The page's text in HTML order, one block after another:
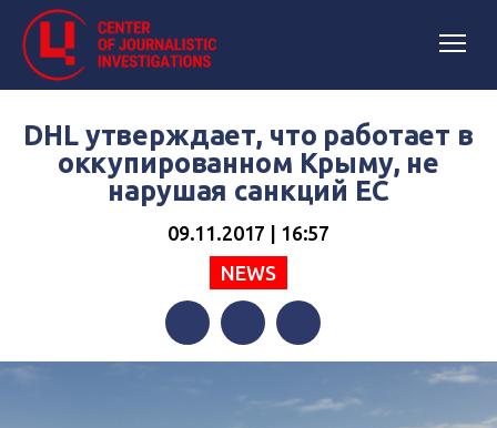
DHL утверждает, что работает в
оккупированном Крыму, не
нарушая санкций ЕС
09.11.2017 | 16:57
NEWS
FacebookTwitterTelegram